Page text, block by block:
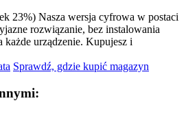
23%) Nasza wersja cyfrowa w postaci
rozwiązanie, bez instalowania
każde urządzenie. Kupujesz i
Sprawdź, gdzie kupić magazyn